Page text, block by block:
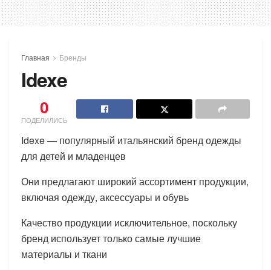
Главная Бренды
Idexe
0
ПОДЕЛИЛИСЬ
Idexe — популярный итальянский бренд одежды
для детей и младенцев
Они предлагают широкий ассортимент продукции,
включая одежду, аксессуары и обувь
Качество продукции исключительное, поскольку
бренд использует только самые лучшие
материалы и ткани